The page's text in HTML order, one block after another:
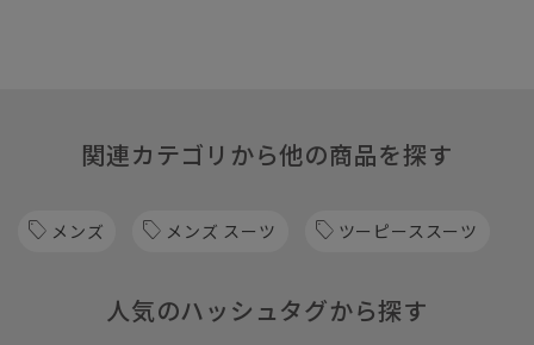
関連カテゴリから他の商品を探す
メンズ メンズ スーツ ツーピーススーツ
人気のハッシュタグから探す